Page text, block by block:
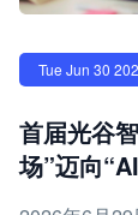
Tue Jun 30
首届光谷
场”迈向